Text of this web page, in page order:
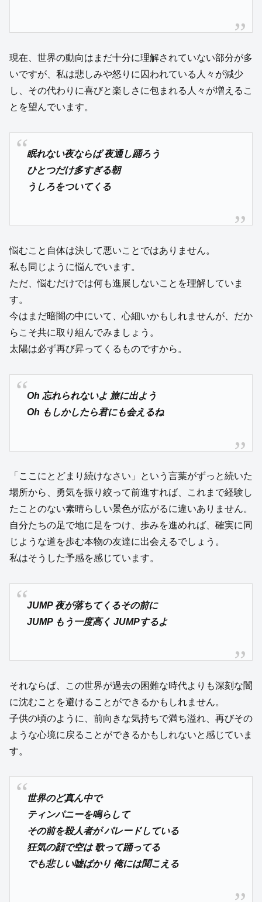
現在、世界の動向はまだ十分に理解されていない部分が多
いですが、私は悲しみや怒りに囚われている人々が減少
し、その代わりに喜びと楽しさに包まれる人々が増えるこ
とを望んでいます。
眠れない夜ならば 夜通し踊ろう
ひとつだけ多すぎる朝
うしろをついてくる
悩むこと自体は決して悪いことではありません。
私も同じように悩んでいます。
ただ、悩むだけでは何も進展しないことを理解していま
す。
今はまだ暗闇の中にいて、心細いかもしれませんが、だか
らこそ共に取り組んでみましょう。
太陽は必ず再び昇ってくるものですから。
Oh 忘れられないよ 旅に出よう
Oh もしかしたら君にも会えるね
「ここにとどまり続けなさい」という言葉がずっと続いた
場所から、勇気を振り絞って前進すれば、これまで経験し
たことのない素晴らしい景色が広がるに違いありません。
自分たちの足で地に足をつけ、歩みを進めれば、確実に同
じような道を歩む本物の友達に出会えるでしょう。
私はそうした予感を感じています。
JUMP 夜が落ちてくるその前に
JUMP もう一度高く JUMPするよ
それならば、この世界が過去の困難な時代よりも深刻な闇
に沈むことを避けることができるかもしれません。
子供の頃のように、前向きな気持ちで満ち溢れ、再びその
ような心境に戻ることができるかもしれないと感じていま
す。
世界のど真ん中で
ティンパニーを鳴らして
その前を殺人者が パレードしている
狂気の顔で空は 歌って踊ってる
でも悲しい嘘ばかり 俺には聞こえる